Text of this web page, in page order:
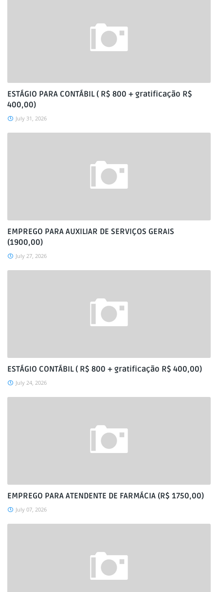
ESTÁGIO PARA CONTÁBIL ( R$ 800 + gratificação R$
400,00)
July 31, 2026
EMPREGO PARA AUXILIAR DE SERVIÇOS GERAIS
(1900,00)
July 27, 2026
ESTÁGIO CONTÁBIL ( R$ 800 + gratificação R$ 400,00)
July 24, 2026
EMPREGO PARA ATENDENTE DE FARMÁCIA (R$ 1750,00)
July 07, 2026